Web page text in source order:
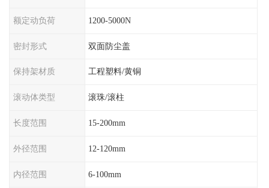
额定动负荷 1200-5000N
密封形式 双面防尘盖
保持架材质 工程塑料/黄铜
滚动体类型 滚珠/滚柱
长度范围 15-200mm
外径范围 12-120mm
内径范围 6-100mm